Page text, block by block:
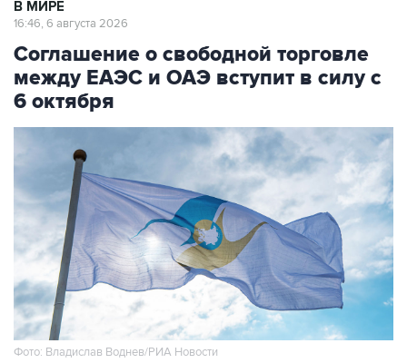
В МИРЕ
16:46, 6 августа 2026
Соглашение о свободной торговле
между ЕАЭС и ОАЭ вступит в силу с
6 октября
Фото: Владислав Воднев/РИА Новости